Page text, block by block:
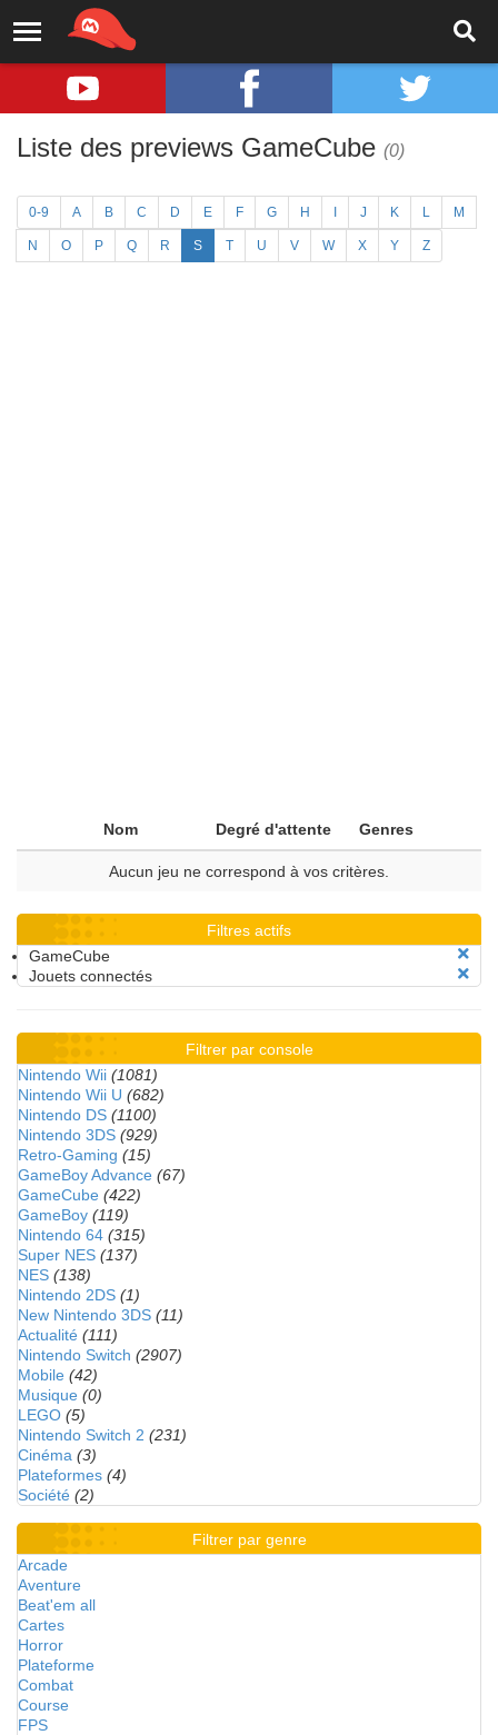
Liste des previews GameCube (0)
0-9 A B C D E F G H J K L M
N O P Q R S T U V W X Y Z
Nom Degré d'attente Genres
Aucun jeu ne correspond à vos critères.
Filtres actifs
GameCube
Jouets connectés
Filtrer par console
Nintendo Wii (1081)
Nintendo Wii U (682)
Nintendo DS (1100)
Nintendo 3DS (929)
Retro-Gaming (15)
GameBoy Advance (67)
GameCube (422)
GameBoy (119)
Nintendo 64 (315)
Super NES (137)
NES (138)
Nintendo 2DS (1)
New Nintendo 3DS (11)
Actualité (111)
Nintendo Switch (2907)
Mobile (42)
Musique (0)
LEGO (5)
Nintendo Switch 2 (231)
Cinéma (3)
Plateformes (4)
Société (2)
Filtrer par genre
Arcade
Aventure
Beat'em all
Cartes
Horror
Plateforme
Combat
Course
FPS